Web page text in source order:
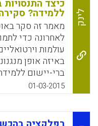
לינק
כיצד התנסויות
ללמידה?
מאמר זה סקר
לאחרונה כדי
עולמות
באיזה אופן
ברי-יישום
הווירטואלי.
שמונים מאמרים.
נמצאו כברי-
שתלמידים
01-03-2015